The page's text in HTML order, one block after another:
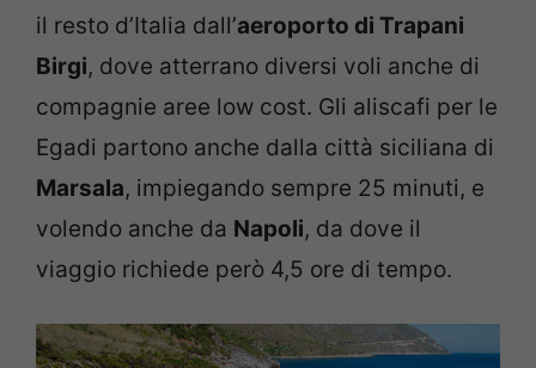
il resto d’Italia dall’aeroporto di Trapani
Birgi, dove atterrano diversi voli anche di
compagnie aree low cost. Gli aliscafi per le
Egadi partono anche dalla città siciliana di
Marsala, impiegando sempre 25 minuti, e
volendo anche da Napoli, da dove il
viaggio richiede però 4,5 ore di tempo.